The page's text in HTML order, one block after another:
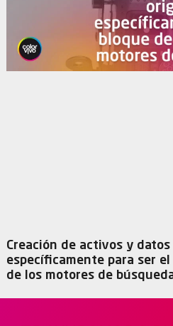
Creación de activos y
específicamente para ser
de los motores de